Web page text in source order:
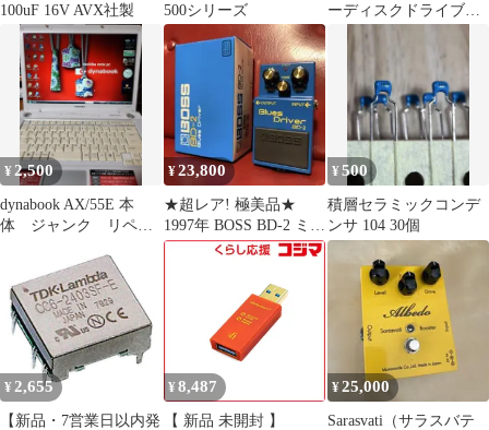
100uF 16V AVX社製
500シリーズ
ーディスクドライブ
Windows起動ディスク
¥2,500
dynabook AX/55E 本
体 ジャンク リペア
¥23,800
★超レア! 極美品★
1997年 BOSS BD-2 ミン
トコンディション☆
¥500
積層セラミックコンデ
ンサ 104 30個
¥ 2,655
【新品・7営業日以内発
¥ 8,487
【 新品 未開封 】
¥25,000
Sarasvati（サラスバテ